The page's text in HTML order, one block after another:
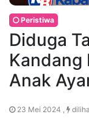
Peristiwa
Diduga
Kandang
Anak
23 Mei 2024 ,